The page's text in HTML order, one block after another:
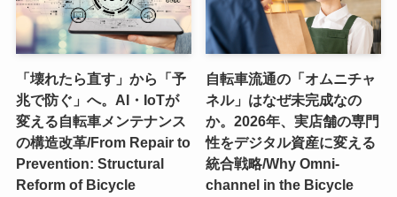
「壊れたら直す」から「予
兆で防ぐ」へ。AI・IoTが
変える自転車メンテナンス
の構造改革/From Repair to
Prevention: Structural
Reform of Bicycle
自転車流通の「オムニチャ
ネル」はなぜ未完成なの
か。2026年、実店舗の専門
性をデジタル資産に変える
統合戦略/Why Omni-
channel in the Bicycle